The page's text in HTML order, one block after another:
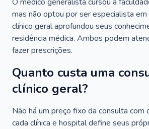
mas não optou por ser especialista em
clínico geral aprofundou seus
residência médica. Ambos podem
fazer prescrições.
Quanto custa uma
clínico geral?
Não há um preço fixo da consulta com
cada clínica e hospital define seus